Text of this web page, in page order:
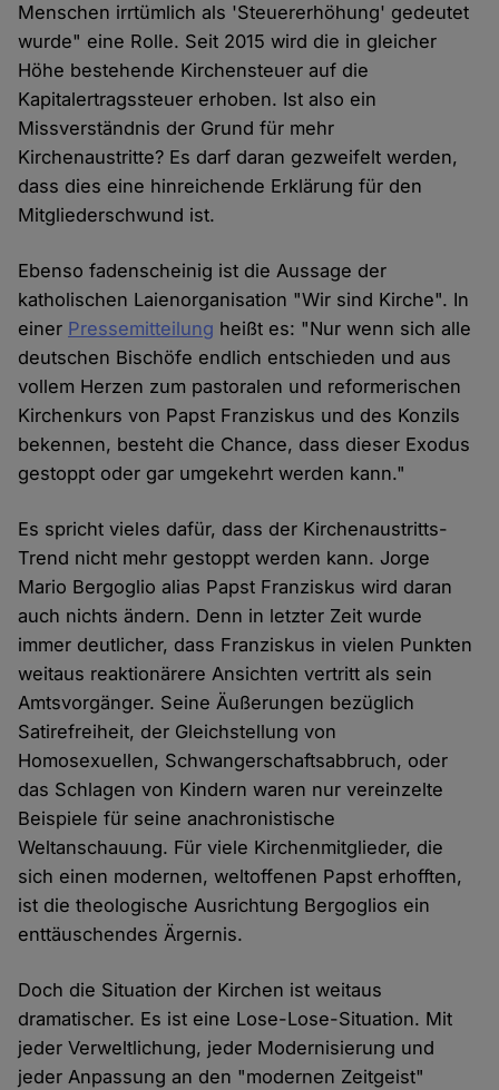
Menschen irrtümlich als 'Steuererhöhung' gedeutet
wurde" eine Rolle. Seit 2015 wird die in gleicher
Höhe bestehende Kirchensteuer auf die
Kapitalertragssteuer erhoben. Ist also ein
Missverständnis der Grund für mehr
Kirchenaustritte? Es darf daran gezweifelt werden,
dass dies eine hinreichende Erklärung für den
Mitgliederschwund ist.
Ebenso fadenscheinig ist die Aussage der
katholischen Laienorganisation "Wir sind Kirche". In
einer Pressemitteilung heißt es: "Nur wenn sich alle
deutschen Bischöfe endlich entschieden und aus
vollem Herzen zum pastoralen und reformerischen
Kirchenkurs von Papst Franziskus und des Konzils
bekennen, besteht die Chance, dass dieser Exodus
gestoppt oder gar umgekehrt werden kann."
Es spricht vieles dafür, dass der Kirchenaustritts-
Trend nicht mehr gestoppt werden kann. Jorge
Mario Bergoglio alias Papst Franziskus wird daran
auch nichts ändern. Denn in letzter Zeit wurde
immer deutlicher, dass Franziskus in vielen Punkten
weitaus reaktionärere Ansichten vertritt als sein
Amtsvorgänger. Seine Äußerungen bezüglich
Satirefreiheit, der Gleichstellung von
Homosexuellen, Schwangerschaftsabbruch, oder
das Schlagen von Kindern waren nur vereinzelte
Beispiele für seine anachronistische
Weltanschauung. Für viele Kirchenmitglieder, die
sich einen modernen, weltoffenen Papst erhofften,
ist die theologische Ausrichtung Bergoglios ein
enttäuschendes Ärgernis.
Doch die Situation der Kirchen ist weitaus
dramatischer. Es ist eine Lose-Lose-Situation. Mit
jeder Verweltlichung, jeder Modernisierung und
jeder Anpassung an den "modernen Zeitgeist"